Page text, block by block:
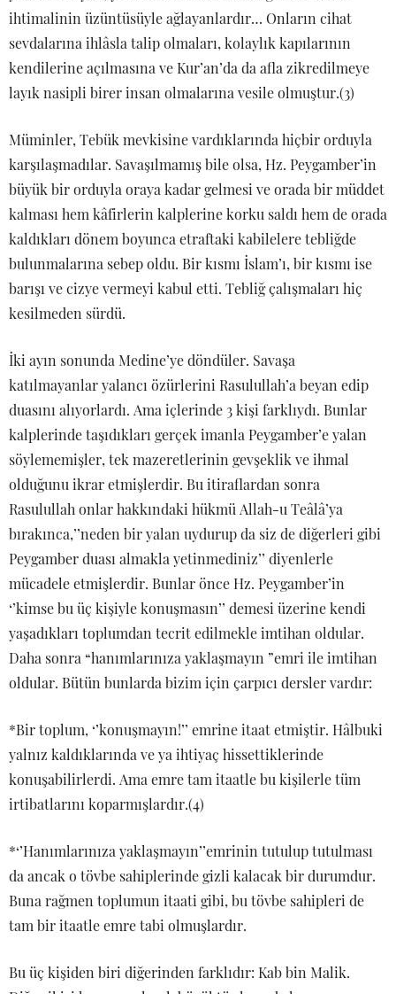
ihtimalinin üzüntüsüyle ağlayanlardır… Onların cihat
sevdalarına ihlâsla talip olmaları, kolaylık kapılarının
kendilerine açılmasına ve Kur’an’da da afla zikredilmeye
layık nasipli birer insan olmalarına vesile olmuştur.(3)
Müminler, Tebük mevkisine vardıklarında hiçbir orduyla
karşılaşmadılar. Savaşılmamış bile olsa, Hz. Peygamber’in
büyük bir orduyla oraya kadar gelmesi ve orada bir müddet
kalması hem kâfirlerin kalplerine korku saldı hem de orada
kaldıkları dönem boyunca etraftaki kabilelere tebliğde
bulunmalarına sebep oldu. Bir kısmı İslam’ı, bir kısmı ise
barışı ve cizye vermeyi kabul etti. Tebliğ çalışmaları hiç
kesilmeden sürdü.
İki ayın sonunda Medine’ye döndüler. Savaşa
katılmayanlar yalancı özürlerini Rasulullah’a beyan edip
duasını alıyorlardı. Ama içlerinde 3 kişi farklıydı. Bunlar
kalplerinde taşıdıkları gerçek imanla Peygamber’e yalan
söylememişler, tek mazeretlerinin gevşeklik ve ihmal
olduğunu ikrar etmişlerdir. Bu itiraflardan sonra
Rasulullah onlar hakkındaki hükmü Allah-u Teâlâ’ya
bırakınca,’’neden bir yalan uydurup da siz de diğerleri gibi
Peygamber duası almakla yetinmediniz’’ diyenlerle
mücadele etmişlerdir. Bunlar önce Hz. Peygamber’in
‘’kimse bu üç kişiyle konuşmasın’’ demesi üzerine kendi
yaşadıkları toplumdan tecrit edilmekle imtihan oldular.
Daha sonra “hanımlarınıza yaklaşmayın ”emri ile imtihan
oldular. Bütün bunlarda bizim için çarpıcı dersler vardır:
*Bir toplum, ‘’konuşmayın!’’ emrine itaat etmiştir. Hâlbuki
yalnız kaldıklarında ve ya ihtiyaç hissettiklerinde
konuşabilirlerdi. Ama emre tam itaatle bu kişilerle tüm
irtibatlarını koparmışlardır.(4)
*‘’Hanımlarınıza yaklaşmayın’’emrinin tutulup tutulması
da ancak o tövbe sahiplerinde gizli kalacak bir durumdur.
Buna rağmen toplumun itaati gibi, bu tövbe sahipleri de
tam bir itaatle emre tabi olmuşlardır.
Bu üç kişiden biri diğerinden farklıdır: Kab bin Malik.